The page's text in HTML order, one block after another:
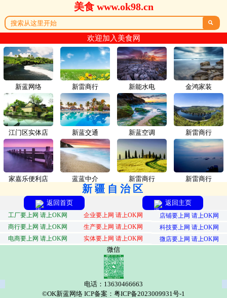
美食 www.ok98.cn

欢迎加入美食网
新蓝网络 新雷商行
江门区实体店 新蓝交通
家嘉乐便利店 蓝蓝中介
新能水电 金鸿家装
新蓝空调 新雷商行
新雷商行 新雷商行
新疆自治区
返回首页 返回主页
工厂要上网 请上OK网 企业要上网 请上OK网
店铺要上网 请上OK网
商行要上网 请上OK网
生产要上网 请上OK网
科技要上网 请上OK网
电商要上网 请上OK网
实体要上网 请上OK网 微店要上网 请上OK网
微信
电话：13630466663
©OK新蓝网络 ICP备案：粤ICP备2023009931号-1